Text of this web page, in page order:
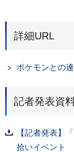
詳細URL
ポケモンとの
記者発表資
【記者発表】
拾いイベント